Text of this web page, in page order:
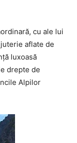
cu ale lui
aflate de
luxoasă
drepte de
Alpilor